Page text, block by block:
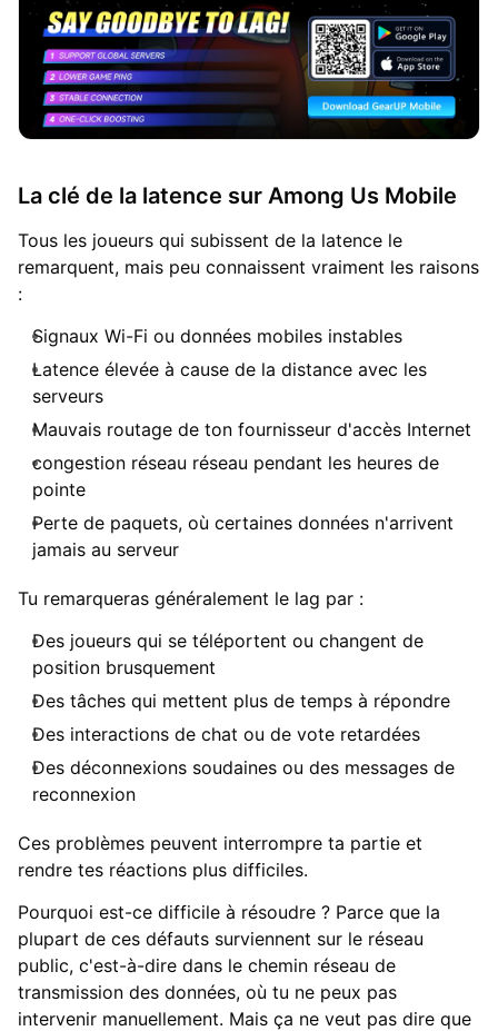
La clé de la latence sur Among Us Mobile
Tous les joueurs qui subissent de la latence le
remarquent, mais peu connaissent vraiment les raisons
:
Signaux Wi-Fi ou données mobiles instables
Latence élevée à cause de la distance avec les
serveurs
Mauvais routage de ton fournisseur d'accès Internet
congestion réseau réseau pendant les heures de
pointe
Perte de paquets, où certaines données n'arrivent
jamais au serveur
Tu remarqueras généralement le lag par :
Des joueurs qui se téléportent ou changent de
position brusquement
Des tâches qui mettent plus de temps à répondre
Des interactions de chat ou de vote retardées
Des déconnexions soudaines ou des messages de
reconnexion
Ces problèmes peuvent interrompre ta partie et
rendre tes réactions plus difficiles.
Pourquoi est-ce difficile à résoudre ? Parce que la
plupart de ces défauts surviennent sur le réseau
public, c'est-à-dire dans le chemin réseau de
transmission des données, où tu ne peux pas
intervenir manuellement. Mais ça ne veut pas dire que